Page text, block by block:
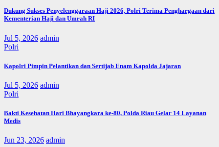
Dukung Sukses Penyelenggaraan Haji 2026, Polri Terima Penghargaan dari
Kementerian Haji dan Umrah RI
Jul 5, 2026 admin
Polri
Kapolri Pimpin Pelantikan dan Sertijab Enam Kapolda Jajaran
Jul 5, 2026 admin
Polri
Bakti Kesehatan Hari Bhayangkara ke-80, Polda Riau Gelar 14 Layanan
Medis
Jun 23, 2026 admin